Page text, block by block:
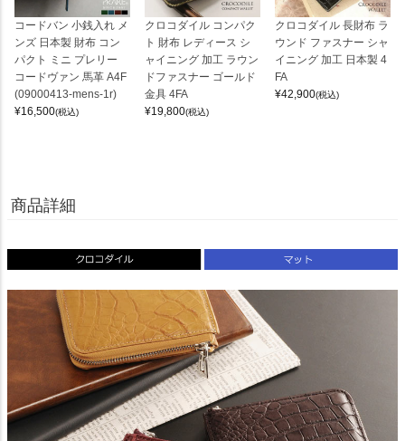
コードバン 小銭入れ メ
ンズ 日本製 財布 コン
パクト ミニ プレリー
コードヴァン 馬革 A4F
(09000413-mens-1r)
¥16,500(税込)
クロコダイル コンパク
ト 財布 レディース シ
ャイニング 加工 ラウン
ドファスナー ゴールド
金具 4FA
¥19,800(税込)
クロコダイル 長財布 ラ
ウンド ファスナー シャ
イニング 加工 日本製 4
FA
¥42,900(税込)
商品詳細